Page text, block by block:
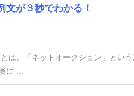
文が３秒でわかる！
は、「ネットオークション」とい
に ...